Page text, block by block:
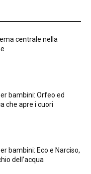
centrale nella
bambini: Orfeo ed
che apre i cuori
bambini: Eco e Narciso,
dell’acqua